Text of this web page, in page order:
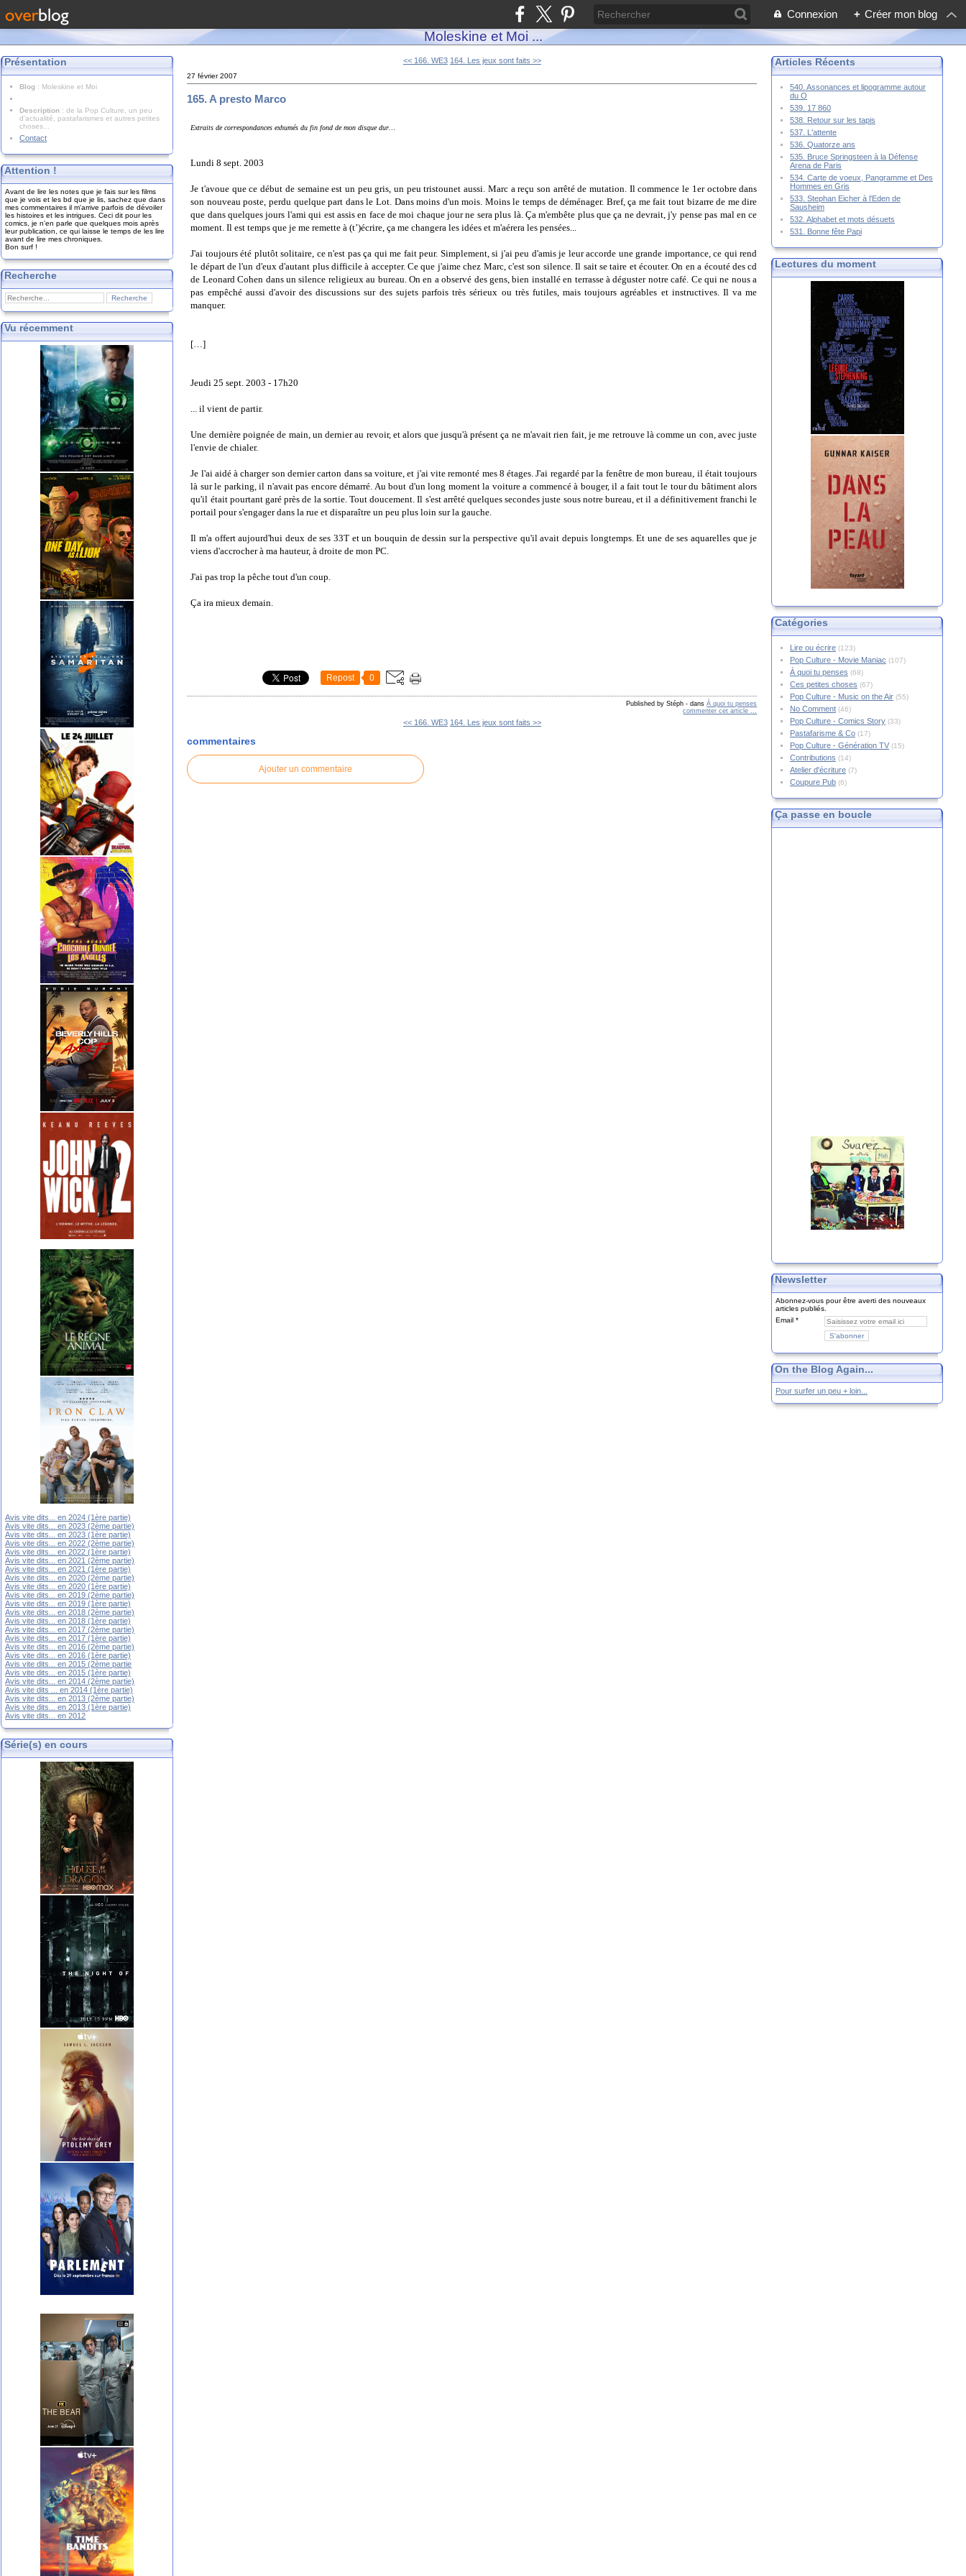
Connexion + Créer mon blog
Moleskine et Moi ...
Présentation
Blog : Moleskine et Moi
Description : de la Pop Culture, un peu
d'actualité, pastafarismes et autres petites
choses...
Contact
Attention !
Avant de lire les notes que je fais sur les films
que je vois et les bd que je lis, sachez que dans
mes commentaires il m'arrive parfois de dévoiler
les histoires et les intrigues. Ceci dit pour les
comics, je n'en parle que quelques mois après
leur publication, ce qui laisse le temps de les lire
avant de lire mes chroniques.
Bon surf !
Recherche
Vu récemment
Avis vite dits... en 2024 (1ère partie)
Avis vite dits... en 2023 (2ème partie)
Avis vite dits... en 2023 (1ère partie)
Avis vite dits... en 2022 (2ème partie)
Avis vite dits... en 2022 (1ère partie)
Avis vite dits... en 2021 (2ème partie)
Avis vite dits... en 2021 (1ère partie)
Avis vite dits... en 2020 (2ème partie)
Avis vite dits... en 2020 (1ère partie)
Avis vite dits... en 2019 (2ème partie)
Avis vite dits... en 2019 (1ère partie)
Avis vite dits... en 2018 (2ème partie)
Avis vite dits... en 2018 (1ère partie)
Avis vite dits... en 2017 (2ème partie)
Avis vite dits... en 2017 (1ère partie)
Avis vite dits... en 2016 (2ème partie)
Avis vite dits... en 2016 (1ère partie)
Avis vite dits... en 2015 (2ème partie
Avis vite dits... en 2015 (1ère partie)
Avis vite dits... en 2014 (2ème partie)
Avis vite dits ... en 2014 (1ère partie)
Avis vite dits... en 2013 (2ème partie)
Avis vite dits... en 2013 (1ère partie)
Avis vite dits... en 2012
Série(s) en cours
<< 166. WE3 164. Les jeux sont faits >>
27 février 2007
165. A presto Marco
Extraits de correspondances exhumés du fin fond de mon disque dur…
Lundi 8 sept. 2003
Je t'avoue que ce début de semaine est un peu gris, un peu tristounet aussi. Marc a reçu son arrêté de mutation. Il commence le 1er octobre dans
son nouveau poste, perdu quelque part dans le Lot. Dans moins d'un mois. Moins le temps de déménager. Bref, ça me fait tout bizarre de me dire
que dans quelques jours l'ami qui est assis en face de moi chaque jour ne sera plus là. Ça m'embête plus que ça ne devrait, j'y pense pas mal en ce
moment. Il est temps que je me remette à (t’)écrire, ça me changera les idées et m'aérera les pensées...
J'ai toujours été plutôt solitaire, ce n'est pas ça qui me fait peur. Simplement, si j'ai peu d'amis je leur accorde une grande importance, ce qui rend
le départ de l'un d'eux d'autant plus difficile à accepter. Ce que j'aime chez Marc, c'est son silence. Il sait se taire et écouter. On en a écouté des cd
de Leonard Cohen dans un silence religieux au bureau. On en a observé des gens, bien installé en terrasse à déguster notre café. Ce qui ne nous a
pas empêché aussi d'avoir des discussions sur des sujets parfois très sérieux ou très futiles, mais toujours agréables et instructives. Il va me
manquer.
[…]
Jeudi 25 sept. 2003 - 17h20
... il vient de partir.
Une dernière poignée de main, un dernier au revoir, et alors que jusqu'à présent ça ne m'avait rien fait, je me retrouve là comme un con, avec juste
l'envie de chialer.
Je l'ai aidé à charger son dernier carton dans sa voiture, et j'ai vite remonté mes 8 étages. J'ai regardé par la fenêtre de mon bureau, il était toujours
là sur le parking, il n'avait pas encore démarré. Au bout d'un long moment la voiture a commencé à bouger, il a fait tout le tour du bâtiment alors
qu'il était pourtant garé près de la sortie. Tout doucement. Il s'est arrêté quelques secondes juste sous notre bureau, et il a définitivement franchi le
portail pour s'engager dans la rue et disparaître un peu plus loin sur la gauche.
Il m'a offert aujourd'hui deux de ses 33T et un bouquin de dessin sur la perspective qu'il avait depuis longtemps. Et une de ses aquarelles que je
viens d'accrocher à ma hauteur, à droite de mon PC.
J'ai pas trop la pêche tout d'un coup.
Ça ira mieux demain.
Repost 0
Published by Stéph - dansÀ quoi tu penses
commenter cet article …
<< 166. WE3 164. Les jeux sont faits >>
commentaires
Ajouter un commentaire
Articles Récents
540. Assonances et lipogramme autour
du O
539. 17 860
538. Retour sur les tapis
537. L'attente
536. Quatorze ans
535. Bruce Springsteen à la Défense
Arena de Paris
534. Carte de voeux, Pangramme et Des
Hommes en Gris
533. Stephan Eicher à l'Eden de
Sausheim
532. Alphabet et mots désuets
531. Bonne fête Papi
Lectures du moment
Catégories
Lire ou écrire(123)
Pop Culture - Movie Maniac (107)
À quoi tu penses (68)
Ces petites choses (67)
Pop Culture - Music on the Air(55)
No Comment(46)
Pop Culture - Comics Story(33)
Pastafarisme & Co(17)
Pop Culture - Génération TV(15)
Contributions (14)
Atelier d'écriture(7)
Coupure Pub(6)
Ça passe en boucle
Newsletter
Abonnez-vous pour être averti des nouveaux
articles publiés.
Email
On the Blog Again...
Pour surfer un peu + loin...